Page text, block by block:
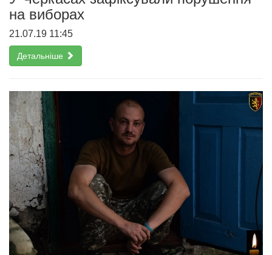
на виборах
21.07.19 11:45
Детальніше